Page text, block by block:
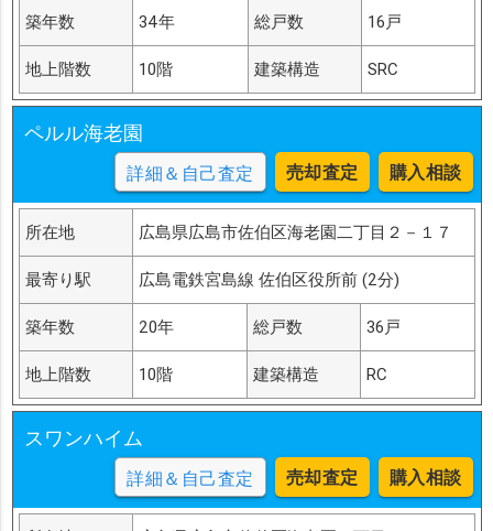
築年数 34年 総戸数 16戸
地上階数 10階 建築構造 SRC
ペルル海老園
詳細＆自己査定 売却査定 購入相談
所在地 広島県広島市佐伯区海老園二丁目２－１７
最寄り駅 広島電鉄宮島線 佐伯区役所前 (2分)
築年数 20年 総戸数 36戸
地上階数 10階 建築構造 RC
スワンハイム
詳細＆自己査定 売却査定 購入相談